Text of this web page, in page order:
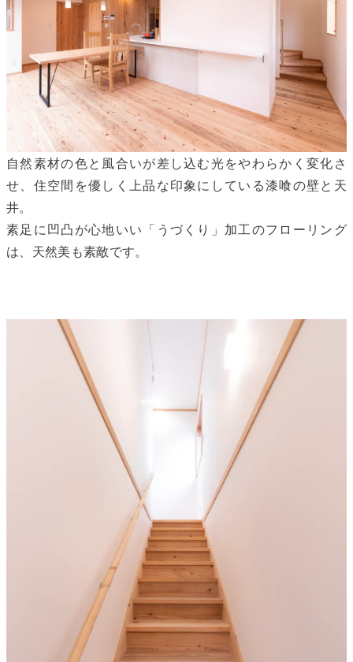
自然素材の色と風合いが差し込む光をやわらかく変化さ
せ、住空間を優しく上品な印象にしている漆喰の壁と天
井。
素足に凹凸が心地いい「うづくり」加工のフローリング
は、天然美も素敵です。